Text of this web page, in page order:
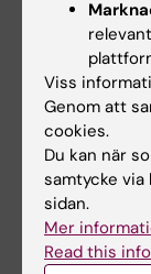
Viss
Genom att
cookies.
Du kan när
samtycke via
sidan.
Mer
Read this